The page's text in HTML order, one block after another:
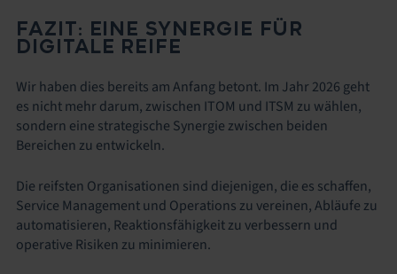
FAZIT: EINE SYNERGIE FÜR
DIGITALE REIFE
Wir haben dies bereits am Anfang betont. Im Jahr 2026 geht
es nicht mehr darum, zwischen ITOM und ITSM zu wählen,
sondern eine strategische Synergie zwischen beiden
Bereichen zu entwickeln.
Die reifsten Organisationen sind diejenigen, die es schaffen,
Service Management und Operations zu vereinen, Abläufe zu
automatisieren, Reaktionsfähigkeit zu verbessern und
operative Risiken zu minimieren.